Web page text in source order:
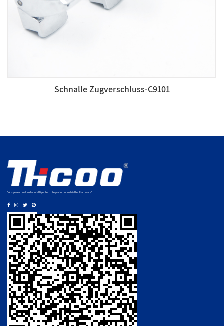
Schnalle Zugverschluss-C9101
"Ausgezeichnet in der intelligenten Integration industrieller Hardware."